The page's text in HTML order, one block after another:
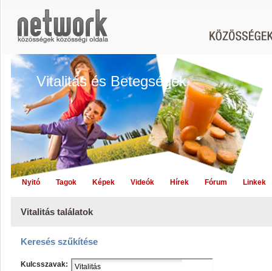
Vitalitás és Betegségek
Nyitó Tagok Képek Videók Hírek Fórum Linkek
Vitalitás találatok
Keresés szűkítése
Kulcsszavak: